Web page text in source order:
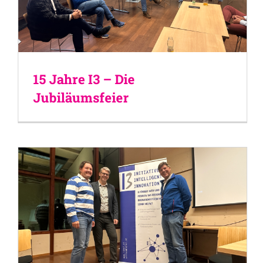
15 Jahre I3 – Die
Jubiläumsfeier